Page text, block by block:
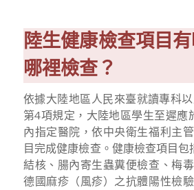
陸生健康檢查項目
哪裡檢查？
依據大陸地區人民來臺就讀專科
第4項規定，大陸地區學生至遲應
內指定醫院，依中央衛生福利主
目完成健康檢查。健康檢查項目
結核、腸內寄生蟲糞便檢查、梅
德國麻疹（風疹）之抗體陽性檢